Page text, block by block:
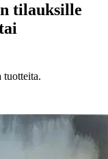
tilauksille
tuotteita.